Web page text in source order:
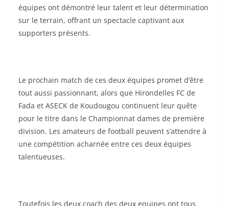
équipes ont démontré leur talent et leur détermination
sur le terrain, offrant un spectacle captivant aux
supporters présents.
Le prochain match de ces deux équipes promet d’être
tout aussi passionnant, alors que Hirondelles FC de
Fada et ASECK de Koudougou continuent leur quête
pour le titre dans le Championnat dames de première
division. Les amateurs de football peuvent s’attendre à
une compétition acharnée entre ces deux équipes
talentueuses.
Toutefois les deux coach des deux equipes ont tous